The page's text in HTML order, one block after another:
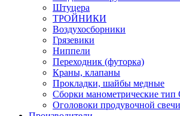
Штуцера
ТРОЙНИКИ
Воздухосборники
Грязевики
Ниппели
Переходник (футорка)
Краны, клапаны
Прокладки, шайбы медные
Сборки манометрические
Оголовоки продувочной свечи